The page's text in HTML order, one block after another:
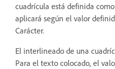
cuadrícula está definida
aplicará según el valor
Carácter.
El interlineado de una
Para el texto colocado, el